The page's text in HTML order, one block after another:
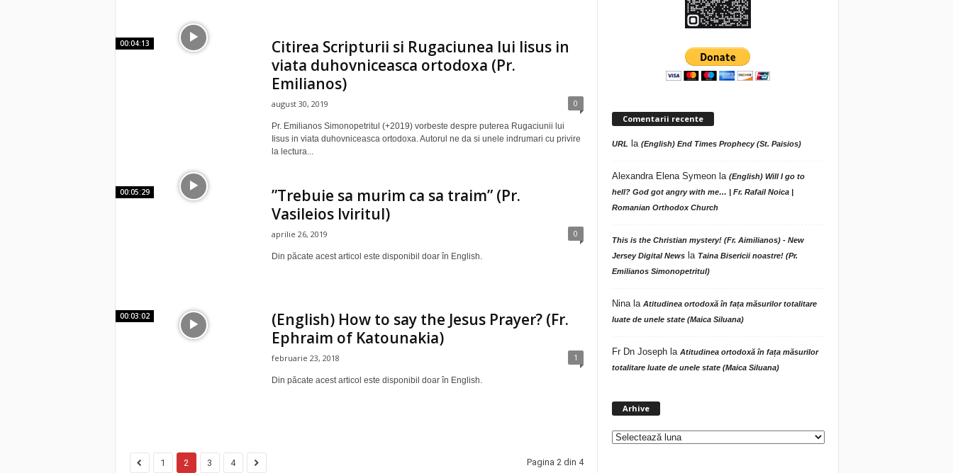
00:04:13
Citirea Scripturii si Rugaciunea lui Iisus in
viata duhovniceasca ortodoxa (Pr.
Emilianos)
august 30, 2019 0
Pr. Emilianos Simonopetritul (+2019) vorbeste despre puterea Rugaciunii lui
Iisus in viata duhovniceasca ortodoxa. Autorul ne da si unele indrumari cu privire
la lectura...
00:05:29
”Trebuie sa murim ca sa traim” (Pr.
Vasileios Iviritul)
aprilie 26, 2019 0
Din păcate acest articol este disponibil doar în English.
00:03:02
(English) How to say the Jesus Prayer? (Fr.
Ephraim of Katounakia)
februarie 23, 2018 1
Din păcate acest articol este disponibil doar în English.
1 2 3 4 Pagina 2 din 4
Comentarii recente
URL la (English) End Times Prophecy (St. Paisios)
Alexandra Elena Symeonla (English) Will I go to
hell? God got angry with me… | Fr. Rafail Noica |
Romanian Orthodox Church
This is the Christian mystery! (Fr. Aimilianos) - New
Jersey Digital Newsla Taina Bisericii noastre! (Pr.
Emilianos Simonopetritul)
Ninala Atitudinea ortodoxă în fața măsurilor totalitare
luate de unele state (Maica Siluana)
Fr Dn Josephla Atitudinea ortodoxă în fața măsurilor
totalitare luate de unele state (Maica Siluana)
Arhive
i